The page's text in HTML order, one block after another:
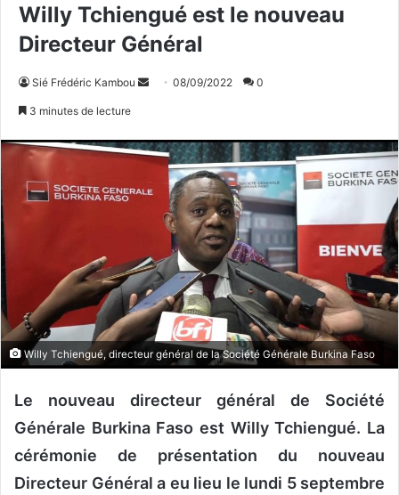
Willy Tchiengué est le nouveau
Directeur Général
Sié Frédéric Kambou
o
y
e
n
c
o
u
r
r
e
l
08/09/2022 0
3 minutes de lecture
Willy Tchiengué, directeur général de la Société Générale Burkina Faso
Le nouveau directeur général de Société
Générale Burkina Faso est Willy Tchiengué. La
cérémonie de présentation du nouveau
Directeur Général a eu lieu le lundi 5 septembre